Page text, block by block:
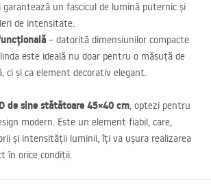
garantează un fascicul de lumină puternic și
de intensitate.
– datorită dimensiunilor compacte
este ideală nu doar pentru o măsuță de
ci și ca element decorativ elegant.
de sine stătătoare 45×40 cm, optezi pentru
modern. Este un element fiabil, care,
și intensității luminii, îți va ușura realizarea
în orice condiții.